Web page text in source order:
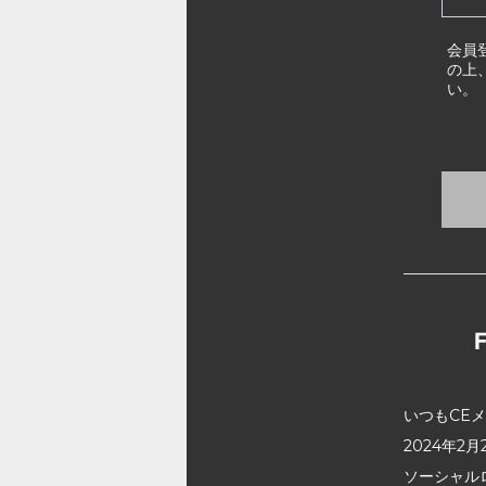
会員
の上
い。
いつもCE
2024年2月
ソーシャ